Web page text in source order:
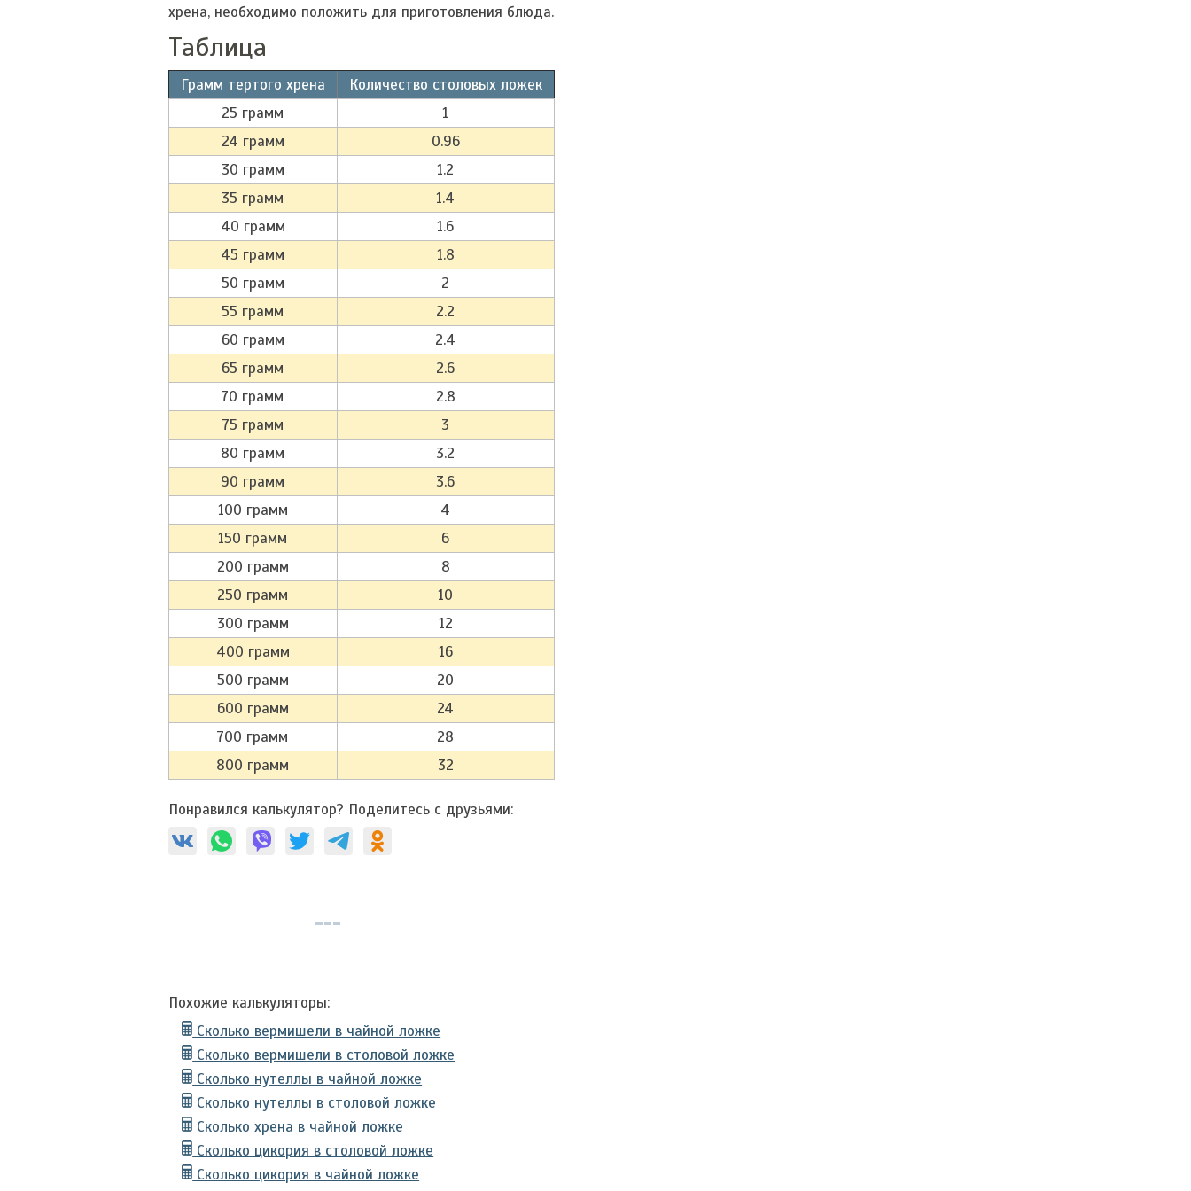
хрена, необходимо положить для приготовления блюда.
Таблица
Грамм тертого хрена
Количество столовых ложек
25 грамм
1
24 грамм
0.96
30 грамм
1.2
35 грамм
1.4
40 грамм
1.6
45 грамм
1.8
50 грамм
2
55 грамм
2.2
60 грамм
2.4
65 грамм
2.6
70 грамм
2.8
75 грамм
3
80 грамм
3.2
90 грамм
3.6
100 грамм
4
150 грамм
6
200 грамм
8
250 грамм
10
300 грамм
12
400 грамм
16
500 грамм
20
600 грамм
24
700 грамм
28
800 грамм
32
Понравился калькулятор? Поделитесь с друзьями:
Похожие калькуляторы:
Сколько вермишели в чайной ложке
Сколько вермишели в столовой ложке
Сколько нутеллы в чайной ложке
Сколько нутеллы в столовой ложке
Сколько хрена в чайной ложке
Сколько цикория в столовой ложке
Сколько цикория в чайной ложке